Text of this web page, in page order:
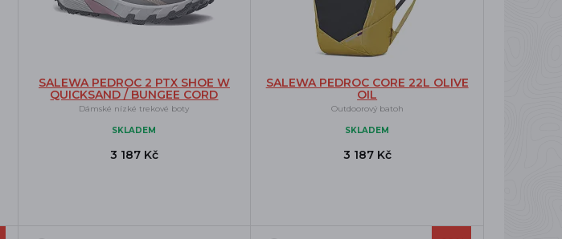
SALEWA PEDROC 2 PTX SHOE W
QUICKSAND / BUNGEE CORD
Dámské nízké trekové boty
SKLADEM
3 187 Kč
SALEWA PEDROC CORE 22L OLIVE
OIL
Outdoorový batoh
SKLADEM
3 187 Kč